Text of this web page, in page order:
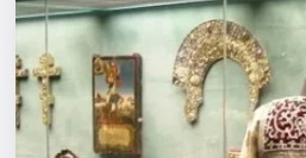
Экскурсии
События